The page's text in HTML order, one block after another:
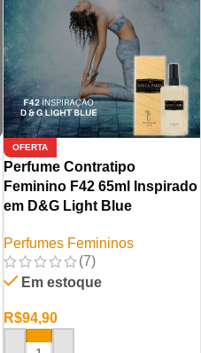
OFERTA
Perfume Contratipo
Feminino F42 65ml Inspirado
em D&G Light Blue
Perfumes Femininos
(7)
Em estoque
R$94,90